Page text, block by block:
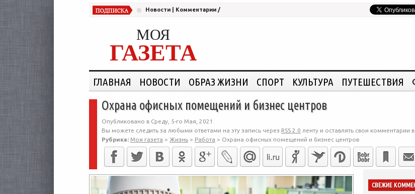
Новости Комментарии /
МОЯ
ГАЗЕТА
ГЛАВНАЯ НОВОСТИ ОБРАЗ ЖИЗНИ СПОРТ КУЛЬТУРА ПУТЕШЕСТВИЯ
Охрана офисных помещений и бизнес центров
Опубликовано в Среду, 5-го Мая, 2021.
Вы можете следить за любыми ответами на эту запись через RSS 2.0 ленту и оставлять свои комментарии в
Рубрика: Моя газета > Жизнь > Работа > Охрана офисных помещений и бизнес центров
СВЕЖИЕ